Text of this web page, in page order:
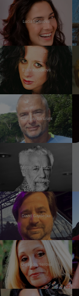
Lucia Siposová
Ester Kočičková
Stanislav Bartůšek
Miroslav Huptych
David Gaydečka
Olga Sommerová